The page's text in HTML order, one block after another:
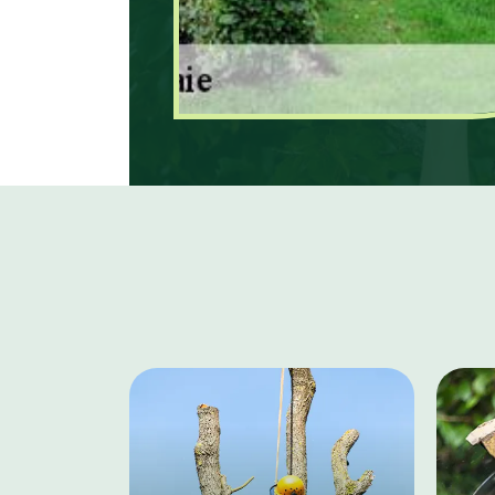
d’un résultat sûr.